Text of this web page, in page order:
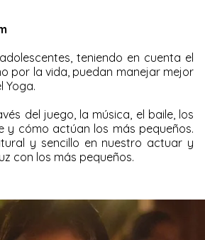
teniendo en cuenta el
por la vida, puedan manejar mejor
Yoga.
del juego, la música, el baile, los
y cómo actúan los más pequeños.
y sencillo en nuestro actuar y
con los más pequeños.